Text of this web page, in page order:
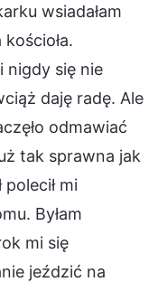
wsiadałam
nigdy się nie
daję radę. Ale
odmawiać
tak sprawna jak
mi
Byłam
mi się
jeździć na